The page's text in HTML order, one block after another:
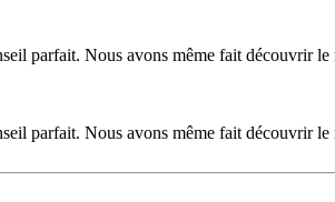
parfait. Nous avons même fait découvrir le
parfait. Nous avons même fait découvrir le